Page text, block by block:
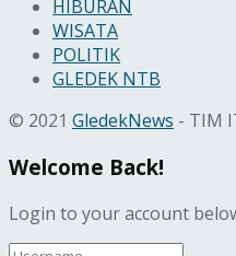
HIBURAN
WISATA
POLITIK
GLEDEK NTB
© 2021 GledekNews - TIM
Welcome Back!
Login to your account